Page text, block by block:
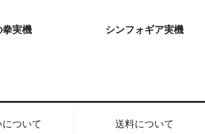
実機 シンフォギア実機
ついて 送料について